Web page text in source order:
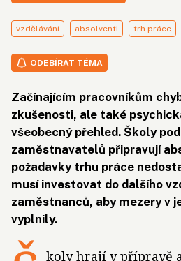
vzdělávání absolventi trh práce
ODEBÍRAT TÉMA
Začínajícím pracovníkům
zkušenosti, ale také
všeobecný přehled. Školy
zaměstnavatelů připravují
požadavky trhu práce
musí investovat do dalšího
zaměstnanců, aby mezery v
vyplnily.
koly hrají v přípravě